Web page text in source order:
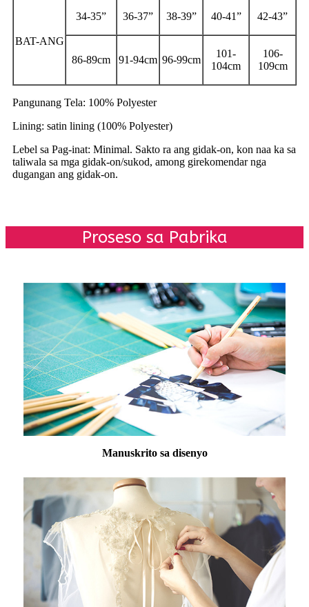
BAT-ANG
34-35” 36-37” 38-39” 40-41” 42-43”
86-89cm 91-94cm 96-99cm
101-
104cm
106-
109cm
Pangunang Tela: 100% Polyester
Lining: satin lining (100% Polyester)
Lebel sa Pag-inat: Minimal. Sakto ra ang gidak-on, kon naa ka sa
taliwala sa mga gidak-on/sukod, among girekomendar nga
dugangan ang gidak-on.
Proseso sa Pabrika
Manuskrito sa disenyo